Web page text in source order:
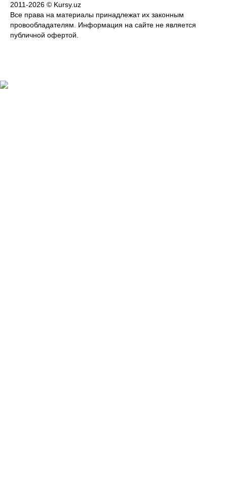
2011-2026 © Kursy.uz
Все права на материалы принадлежат их законным
провообладателям. Информация на сайте не является
публичной офертой.